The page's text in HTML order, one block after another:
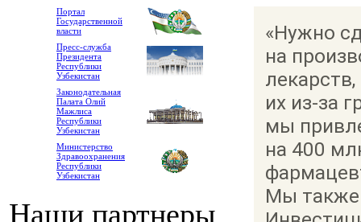
Портал
Государственной
власти
Пресс-служба
Президента
Республики
Узбекистан
Законодательная
Палата Олий
Мажлиса
Республики
Узбекистан
Министерство
Здравоохранения
Республики
Узбекистан
Наши партнеры
«Нужно
на
их из-за
мы
на 400
Мы